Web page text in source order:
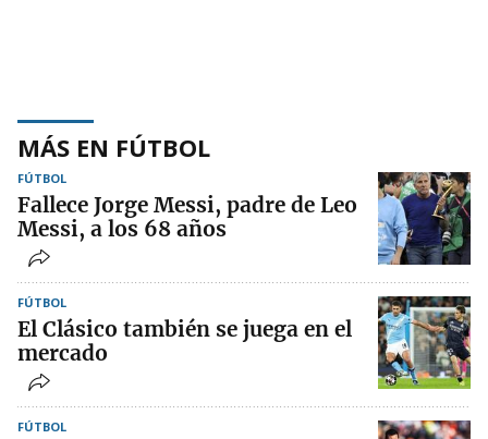
MÁS EN FÚTBOL
FÚTBOL
Fallece Jorge Messi, padre de Leo
Messi, a los 68 años
FÚTBOL
El Clásico también se juega en el
mercado
FÚTBOL